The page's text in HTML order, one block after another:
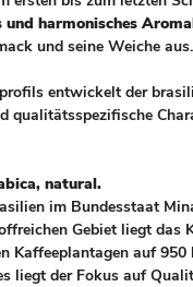
und harmonisches
und seine Weiche aus.
entwickelt der
qualitätsspezifische
natural.
im Bundesstaat
Gebiet liegt das
Kaffeeplantagen auf 950
liegt der Fokus auf